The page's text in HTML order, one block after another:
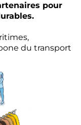
pour
du transport